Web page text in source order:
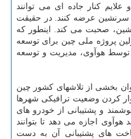
کنار جاده ای می توانند
سرنشین عرضه کنند. در حقیقت
صحبت می کند. اینطور که
پروژه ملی چین برای توسعه
توسط هوآوی، مدیریت و توسعه
بخشی از تلاشهای کشور چین
کردن وضعیت ترافیکی شهرها
و پشتیبانی از خودرو های
اجازه می دهد تا بتوانند
های پشتیبانی آن به دست